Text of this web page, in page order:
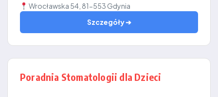
Wrocławska 54, 81-553 Gdynia
Szczegóły ➔
Poradnia Stomatologii dla Dzieci